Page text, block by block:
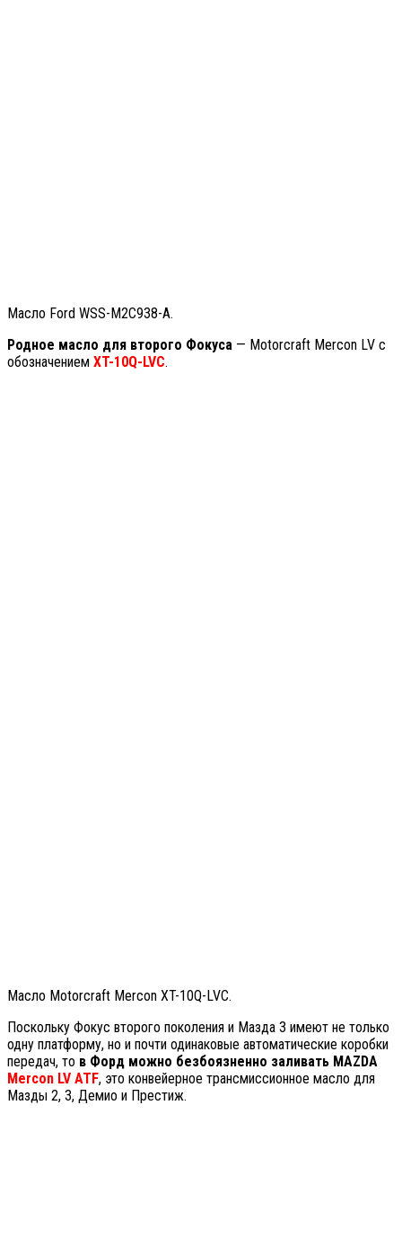
Масло Ford WSS-M2C938-A.
Родное масло для второго Фокуса — Motorcraft Mercon LV с
обозначением XT-10Q-LVC.
Масло Motorcraft Mercon XT-10Q-LVC.
Поскольку Фокус второго поколения и Мазда 3 имеют не только
одну платформу, но и почти одинаковые автоматические коробки
передач, то в Форд можно безбоязненно заливать MAZDA
Mercon LV ATF, это конвейерное трансмиссионное масло для
Мазды 2, 3, Демио и Престиж.